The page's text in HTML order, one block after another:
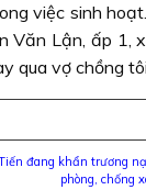
việc sinh
Văn Lận, ấp 1,
qua vợ chồng
đang khẩn trương
phòng, chống